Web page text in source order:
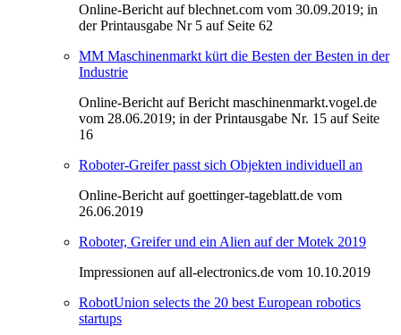
Online-Bericht auf blechnet.com vom 30.09.2019; in
der Printausgabe Nr 5 auf Seite 62
MM Maschinenmarkt kürt die Besten der Besten in der
Industrie
Online-Bericht auf Bericht maschinenmarkt.vogel.de
vom 28.06.2019; in der Printausgabe Nr. 15 auf Seite
16
Roboter-Greifer passt sich Objekten individuell an
Online-Bericht auf goettinger-tageblatt.de vom
26.06.2019
Roboter, Greifer und ein Alien auf der Motek 2019
Impressionen auf all-electronics.de vom 10.10.2019
RobotUnion selects the 20 best European robotics
startups